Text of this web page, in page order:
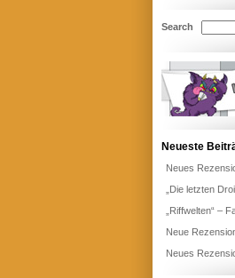
Search
Neueste
Neues
„Die letzten
„Riffwelten“ –
Neue
Neues